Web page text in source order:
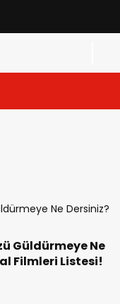
Güldürmeye Ne
Filmleri Listesi!